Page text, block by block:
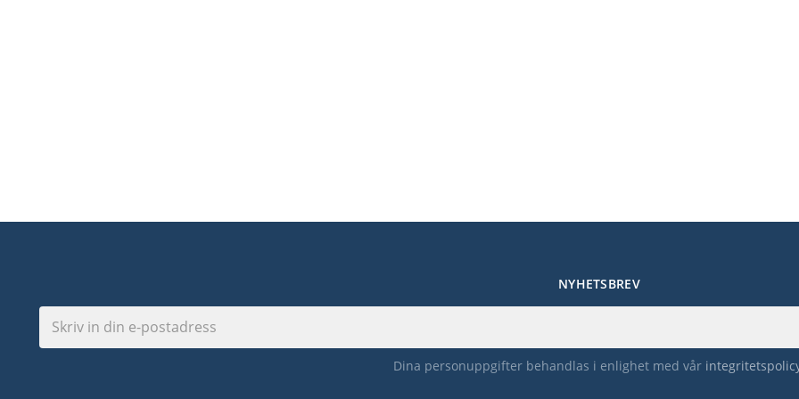
NYHETSBREV
Dina personuppgifter behandlas i enlighet med vår